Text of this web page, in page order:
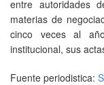
entre autoridades
materias de
cinco veces al
institucional, sus
Fuente periodistica: